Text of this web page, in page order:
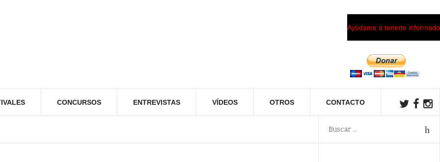
Ayúdame a tenerte informado
CONCURSOS ENTREVISTAS VÍDEOS OTROS CONTACTO